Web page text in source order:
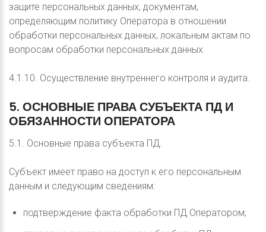
защите персональных данных, документам,
определяющим политику Оператора в отношении
обработки персональных данных, локальным актам по
вопросам обработки персональных данных.
4.1.10. Осуществление внутреннего контроля и аудита.
5. ОСНОВНЫЕ ПРАВАСУБЪЕКТА ПД И
ОБЯЗАННОСТИ ОПЕРАТОРА
5.1. Основные права субъекта ПД.
Субъект имеет право на доступ к его персональным
данным и следующим сведениям:
подтверждение факта обработки ПД Оператором;